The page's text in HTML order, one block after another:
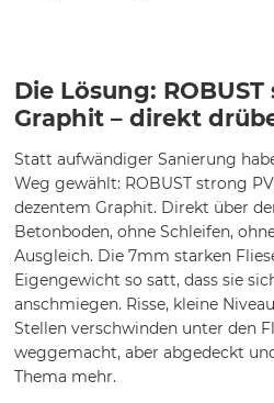
Die Lösung:
Graphit – direkt
Statt aufwändiger Sanierung
Weg gewählt: ROBUST strong
dezentem Graphit. Direkt über
Betonboden, ohne Schleifen,
Ausgleich. Die 7mm starken
Eigengewicht so satt, dass sie
anschmiegen. Risse, kleine
Stellen verschwinden unter den
weggemacht, aber abgedeckt
Thema mehr.